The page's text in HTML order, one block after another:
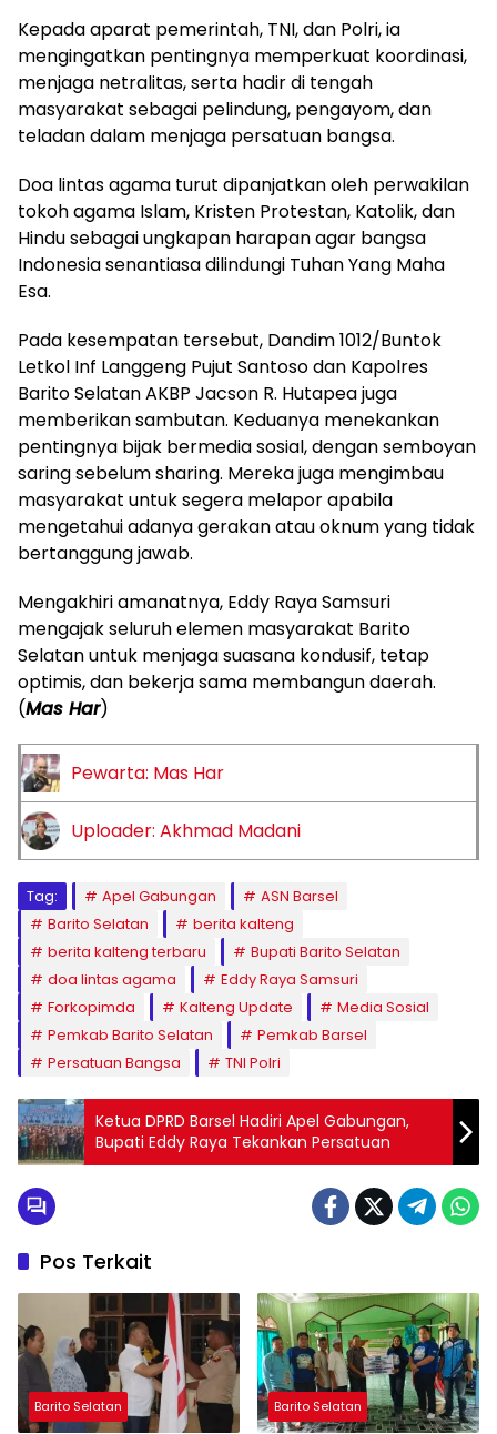
Kepada aparat pemerintah, TNI, dan Polri, ia
mengingatkan pentingnya memperkuat koordinasi,
menjaga netralitas, serta hadir di tengah
masyarakat sebagai pelindung, pengayom, dan
teladan dalam menjaga persatuan bangsa.
Doa lintas agama turut dipanjatkan oleh perwakilan
tokoh agama Islam, Kristen Protestan, Katolik, dan
Hindu sebagai ungkapan harapan agar bangsa
Indonesia senantiasa dilindungi Tuhan Yang Maha
Esa.
Pada kesempatan tersebut, Dandim 1012/Buntok
Letkol Inf Langgeng Pujut Santoso dan Kapolres
Barito Selatan AKBP Jacson R. Hutapea juga
memberikan sambutan. Keduanya menekankan
pentingnya bijak bermedia sosial, dengan semboyan
saring sebelum sharing. Mereka juga mengimbau
masyarakat untuk segera melapor apabila
mengetahui adanya gerakan atau oknum yang tidak
bertanggung jawab.
Mengakhiri amanatnya, Eddy Raya Samsuri
mengajak seluruh elemen masyarakat Barito
Selatan untuk menjaga suasana kondusif, tetap
optimis, dan bekerja sama membangun daerah.
(Mas Har)
Pewarta: Mas Har
Uploader: Akhmad Madani
Tag: Apel Gabungan
ASN Barsel
Barito Selatan
berita kalteng
berita kalteng terbaru
Bupati Barito Selatan
doa lintas agama
Eddy Raya Samsuri
Forkopimda
Kalteng Update
Media Sosial
Pemkab Barito Selatan
Pemkab Barsel
Persatuan Bangsa
TNI Polri
Ketua DPRD Barsel Hadiri Apel Gabungan,
Bupati Eddy Raya Tekankan Persatuan
Pos Terkait
Barito Selatan Barito Selatan